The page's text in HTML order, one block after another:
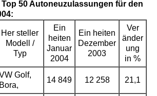
Top 50 Autoneuzulassungen für den
Hersteller
Modell /
Typ
Ein
heiten
Januar
2004
Ein heiten
Dezember
2003
Ver
änder
ung
in %
Golf,
Bora,
14 849 12 258 21,1